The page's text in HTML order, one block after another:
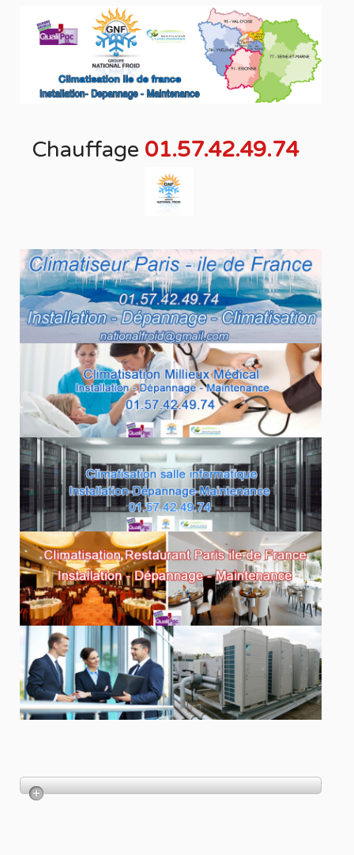
Chauffage 01.57.42.49.74